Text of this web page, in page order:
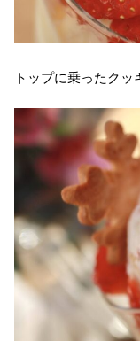
トップに乗ったク